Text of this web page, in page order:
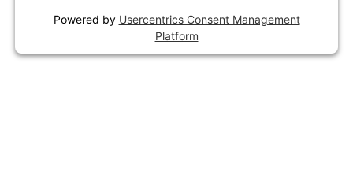
Powered by Usercentrics Consent Management
Platform